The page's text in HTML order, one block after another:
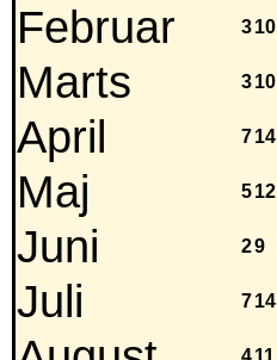
Februar 310
Marts 310
April 714
Maj 512
Juni 29
Juli 714
411